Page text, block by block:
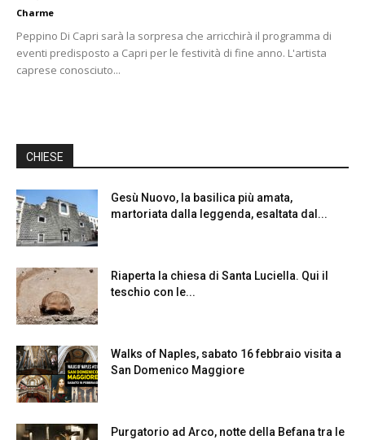
Charme
Peppino Di Capri sarà la sorpresa che arricchirà il programma di
eventi predisposto a Capri per le festività di fine anno. L'artista
caprese conosciuto...
CHIESE
Gesù Nuovo, la basilica più amata,
martoriata dalla leggenda, esaltata dal...
Riaperta la chiesa di Santa Luciella. Qui il
teschio con le...
Walks of Naples, sabato 16 febbraio visita a
San Domenico Maggiore
Purgatorio ad Arco, notte della Befana tra le